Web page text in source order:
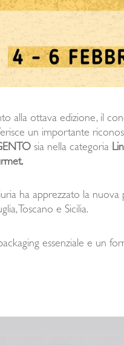
alla ottava edizione, il
un importante
sia nella categoria
ha apprezzato la
Toscano e Sicilia.
essenziale e un